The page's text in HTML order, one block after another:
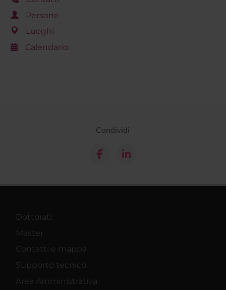
Persone
Luoghi
Calendario
Condividi
Dottorati
Master
Contatti e mappa
Supporto tecnico
Area Amministrativa